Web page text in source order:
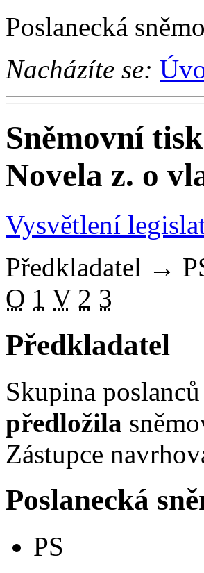
Poslanecká
Nacházíte se:
Sněmovní tisk
Novela z. o
Vysvětlení
Předkladatel →
O 1 V 2 3
Předkladatel
Skupina
předložila
Zástupce
Poslanecká
PS